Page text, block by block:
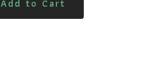
Add to Cart